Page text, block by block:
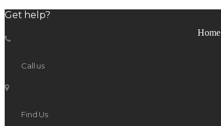
Get help?
Call us
Find Us
Home